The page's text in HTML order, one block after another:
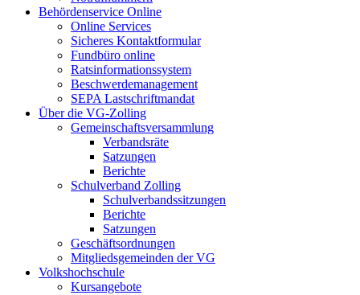
Behördenservice Online
Online Services
Sicheres Kontaktformular
Fundbüro online
Ratsinformationssystem
Beschwerdemanagement
SEPA Lastschriftmandat
Über die VG-Zolling
Gemeinschaftsversammlung
Verbandsräte
Satzungen
Berichte
Schulverband Zolling
Schulverbandssitzungen
Berichte
Satzungen
Geschäftsordnungen
Mitgliedsgemeinden der VG
Volkshochschule
Kursangebote